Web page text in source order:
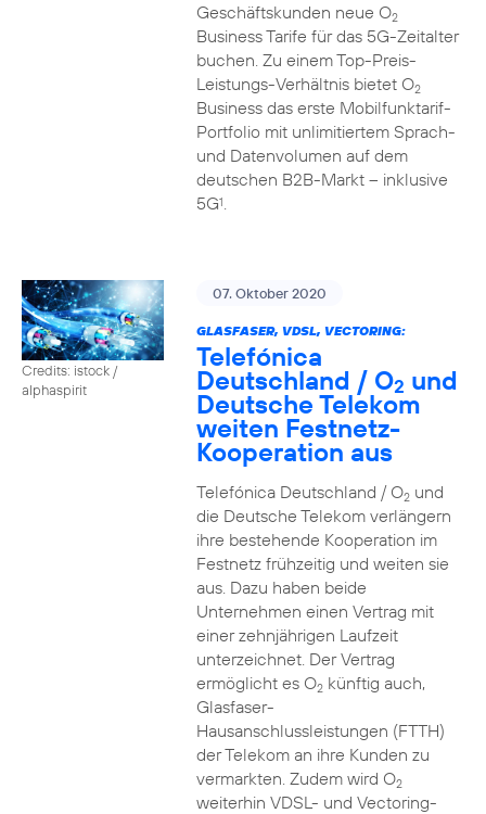
Geschäftskunden neue O2
Business Tarife für das 5G-Zeitalter
buchen. Zu einem Top-Preis-
Leistungs-Verhältnis bietet O2
Business das erste Mobilfunktarif-
Portfolio mit unlimitiertem Sprach-
und Datenvolumen auf dem
deutschen B2B-Markt – inklusive
5G1.
Credits: istock /
alphaspirit
07. Oktober 2020
GLASFASER, VDSL, VECTORING:
Telefónica
Deutschland / O2 und
Deutsche Telekom
weiten Festnetz-
Kooperation aus
Telefónica Deutschland / O2und
die Deutsche Telekom verlängern
ihre bestehende Kooperation im
Festnetz frühzeitig und weiten sie
aus. Dazu haben beide
Unternehmen einen Vertrag mit
einer zehnjährigen Laufzeit
unterzeichnet. Der Vertrag
ermöglicht es O2künftig auch,
Glasfaser-
Hausanschlussleistungen (FTTH)
der Telekom an ihre Kunden zu
vermarkten. Zudem wird O2
weiterhin VDSL- und Vectoring-